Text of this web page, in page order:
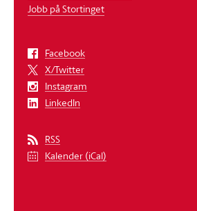
Jobb på Stortinget
Facebook
X/Twitter
Instagram
LinkedIn
RSS
Kalender (iCal)